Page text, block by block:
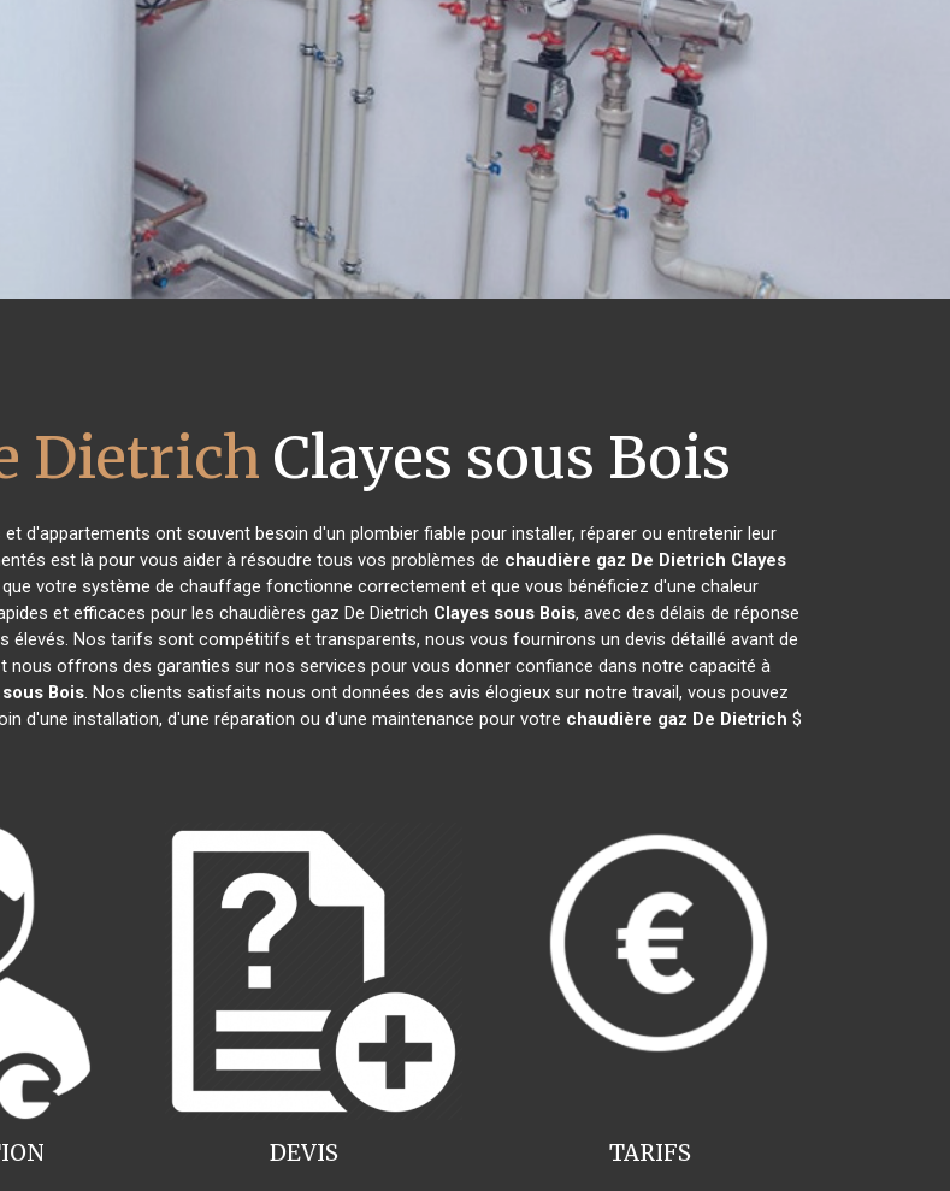
Dietrich Clayes sous Bois
d'appartements ont souvent besoin d'un plombier fiable pour installer, réparer ou entretenir leur
est là pour vous aider à résoudre tous vos problèmes de chaudière gaz De Dietrich Clayes
votre système de chauffage fonctionne correctement et que vous bénéficiez d'une chaleur
et efficaces pour les chaudières gaz De Dietrich Clayes sous Bois, avec des délais de réponse
Nos tarifs sont compétitifs et transparents, nous vous fournirons un devis détaillé avant de
offrons des garanties sur nos services pour vous donner confiance dans notre capacité à
Bois. Nos clients satisfaits nous ont données des avis élogieux sur notre travail, vous pouvez
d'une installation, d'une réparation ou d'une maintenance pour votre chaudière gaz De Dietrich $
TARIFS
DEVIS